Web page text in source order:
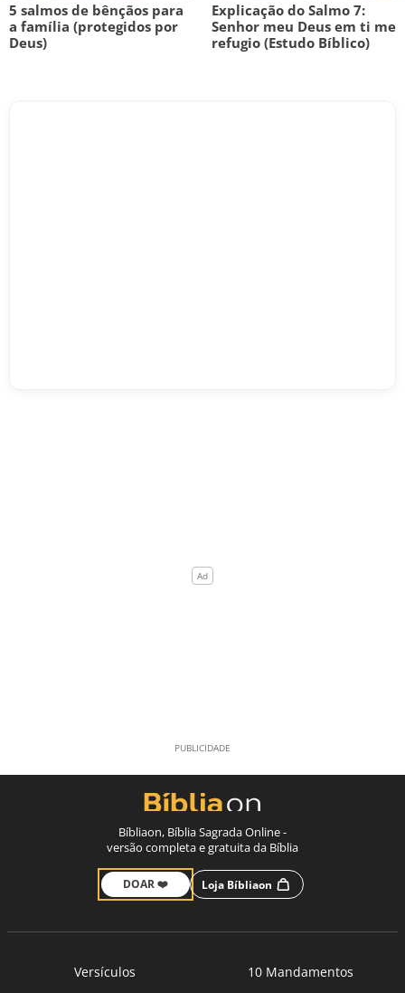
5 salmos de bênçãos para
a família (protegidos por
Deus)
Explicação do Salmo 7:
Senhor meu Deus em ti me
refugio (Estudo Bíblico)
Bíbliaon, Bíblia Sagrada Online -
versão completa e gratuita da Bíblia
DOAR ❤️ Loja Bíbliaon
Versículos
10 Mandamentos